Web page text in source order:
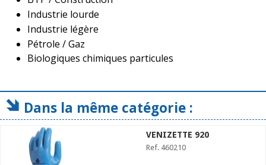
Industrie lourde
Industrie légère
Pétrole / Gaz
Biologiques chimiques particules
Dans la même catégorie :
VENIZETTE 920
Ref. 460210